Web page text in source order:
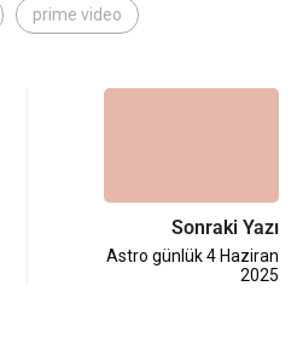
prime video
Sonraki Yazı
Astro günlük 4 Haziran
2025